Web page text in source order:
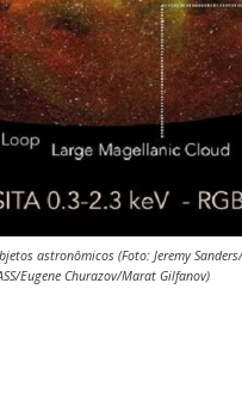
astronômicos (Foto: Jeremy
Eugene Churazov/Marat Gilfanov)